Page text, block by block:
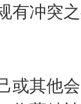
有冲突
或其他